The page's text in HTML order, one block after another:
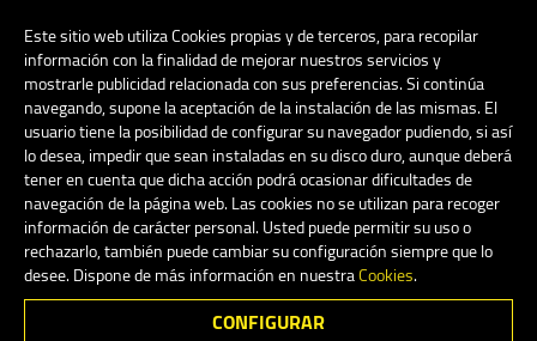
Este sitio web utiliza Cookies propias y de terceros, para recopilar
información con la finalidad de mejorar nuestros servicios y
mostrarle publicidad relacionada con sus preferencias. Si continúa
navegando, supone la aceptación de la instalación de las mismas. El
usuario tiene la posibilidad de configurar su navegador pudiendo, si así
lo desea, impedir que sean instaladas en su disco duro, aunque deberá
tener en cuenta que dicha acción podrá ocasionar dificultades de
navegación de la página web. Las cookies no se utilizan para recoger
información de carácter personal. Usted puede permitir su uso o
rechazarlo, también puede cambiar su configuración siempre que lo
desee. Dispone de más información en nuestraCookies.
CONFIGURAR
My Account
English
Shop